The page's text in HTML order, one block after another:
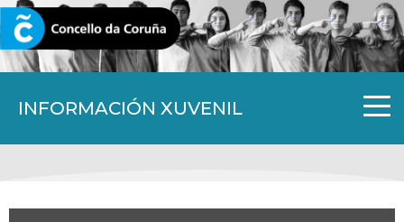
INFORMACIÓN XUVENIL
CORUNA.GAL